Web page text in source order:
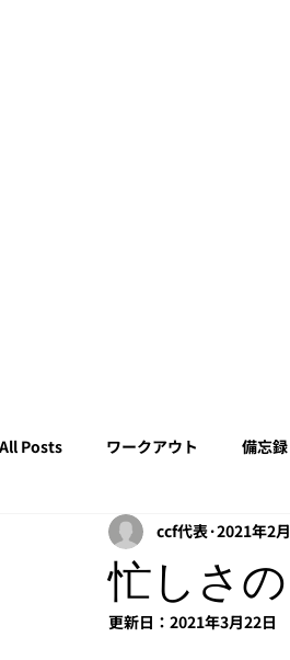
All Posts ワークアウト 備忘録
アクティベーション PAC
Windows 投資 NetApp
忙しさ
ccf代表 2021年2
更新日： 2021年3月22日